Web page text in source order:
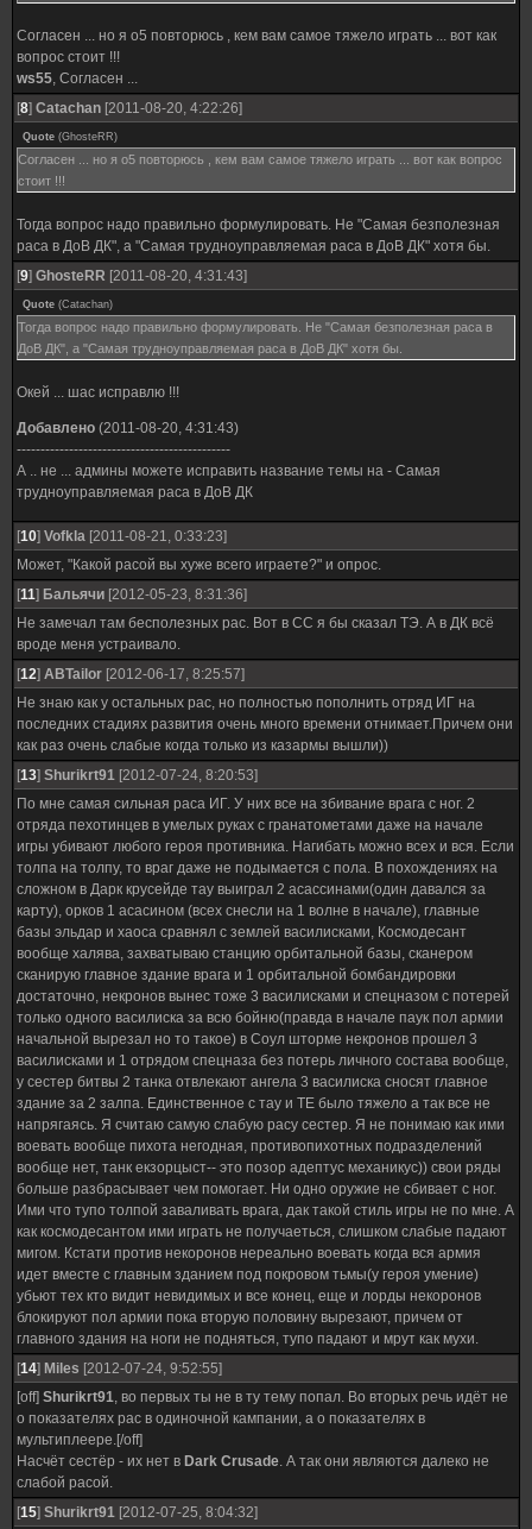
Согласен ... но я о5 повторюсь , кем вам самое тяжело играть ... вот как
вопрос стоит !!!
ws55, Согласен ...
[8] Catachan [2011-08-20, 4:22:26]
Quote (GhosteRR)
Согласен ... но я о5 повторюсь , кем вам самое тяжело играть ... вот как вопрос
стоит !!!
Тогда вопрос надо правильно формулировать. Не "Самая безполезная
раса в ДоВ ДК", а "Самая трудноуправляемая раса в ДоВ ДК" хотя бы.
[9] GhosteRR [2011-08-20, 4:31:43]
Quote (Catachan)
Тогда вопрос надо правильно формулировать. Не "Самая безполезная раса в
ДоВ ДК", а "Самая трудноуправляемая раса в ДоВ ДК" хотя бы.
Окей ... шас исправлю !!!
Добавлено (2011-08-20, 4:31:43)
---------------------------------------------
А .. не ... админы можете исправить название темы на - Самая
трудноуправляемая раса в ДоВ ДК
[10] Vofkla [2011-08-21, 0:33:23]
Может, "Какой расой вы хуже всего играете?" и опрос.
[11] Бальячи [2012-05-23, 8:31:36]
Не замечал там бесполезных рас. Вот в СС я бы сказал ТЭ. А в ДК всё
вроде меня устраивало.
[12] ABTailor [2012-06-17, 8:25:57]
Не знаю как у остальных рас, но полностью пополнить отряд ИГ на
последних стадиях развития очень много времени отнимает.Причем они
как раз очень слабые когда только из казармы вышли))
[13] Shurikrt91 [2012-07-24, 8:20:53]
По мне самая сильная раса ИГ. У них все на збивание врага с ног. 2
отряда пехотинцев в умелых руках с гранатометами даже на начале
игры убивают любого героя противника. Нагибать можно всех и вся. Если
толпа на толпу, то враг даже не подымается с пола. В похождениях на
сложном в Дарк крусейде тау выиграл 2 асассинами(один давался за
карту), орков 1 асасином (всех снесли на 1 волне в начале), главные
базы эльдар и хаоса сравнял с землей василисками, Космодесант
вообще халява, захватываю станцию орбитальной базы, сканером
сканирую главное здание врага и 1 орбитальной бомбандировки
достаточно, некронов вынес тоже 3 василисками и спецназом с потерей
только одного василиска за всю бойню(правда в начале паук пол армии
начальной вырезал но то такое) в Соул шторме некронов прошел 3
василисками и 1 отрядом спецназа без потерь личного состава вообще,
у сестер битвы 2 танка отвлекают ангела 3 василиска сносят главное
здание за 2 залпа. Единственное с тау и ТЕ было тяжело а так все не
напрягаясь. Я считаю самую слабую расу сестер. Я не понимаю как ими
воевать вообще пихота негодная, противопихотных подразделений
вообще нет, танк екзорцыст-- это позор адептус механикус)) свои ряды
больше разбрасывает чем помогает. Ни одно оружие не сбивает с ног.
Ими что тупо толпой заваливать врага, дак такой стиль игры не по мне. А
как космодесантом ими играть не получаеться, слишком слабые падают
мигом. Кстати против некоронов нереально воевать когда вся армия
идет вместе с главным зданием под покровом тьмы(у героя умение)
убьют тех кто видит невидимых и все конец, еще и лорды некоронов
блокируют пол армии пока вторую половину вырезают, причем от
главного здания на ноги не подняться, тупо падают и мрут как мухи.
[14] Miles [2012-07-24, 9:52:55]
[off] Shurikrt91, во первых ты не в ту тему попал. Во вторых речь идёт не
о показателях рас в одиночной кампании, а о показателях в
мультиплеере.[/off]
Насчёт сестёр - их нет в Dark Crusade. А так они являются далеко не
слабой расой.
[15] Shurikrt91 [2012-07-25, 8:04:32]